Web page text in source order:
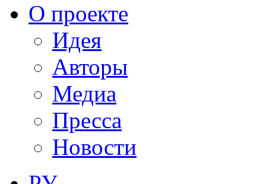
О проекте
Идея
Авторы
Медиа
Пресса
Новости